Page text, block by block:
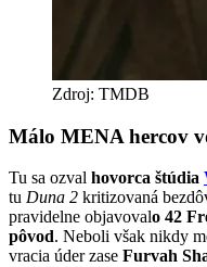
Zdroj: TMDB
Málo MENA hercov
Tu sa ozval hovorca štúdia
tu Duna 2 kritizovaná
pravidelne objavovalo 42
pôvod. Neboli však nikdy
vracia úder zase Furvah